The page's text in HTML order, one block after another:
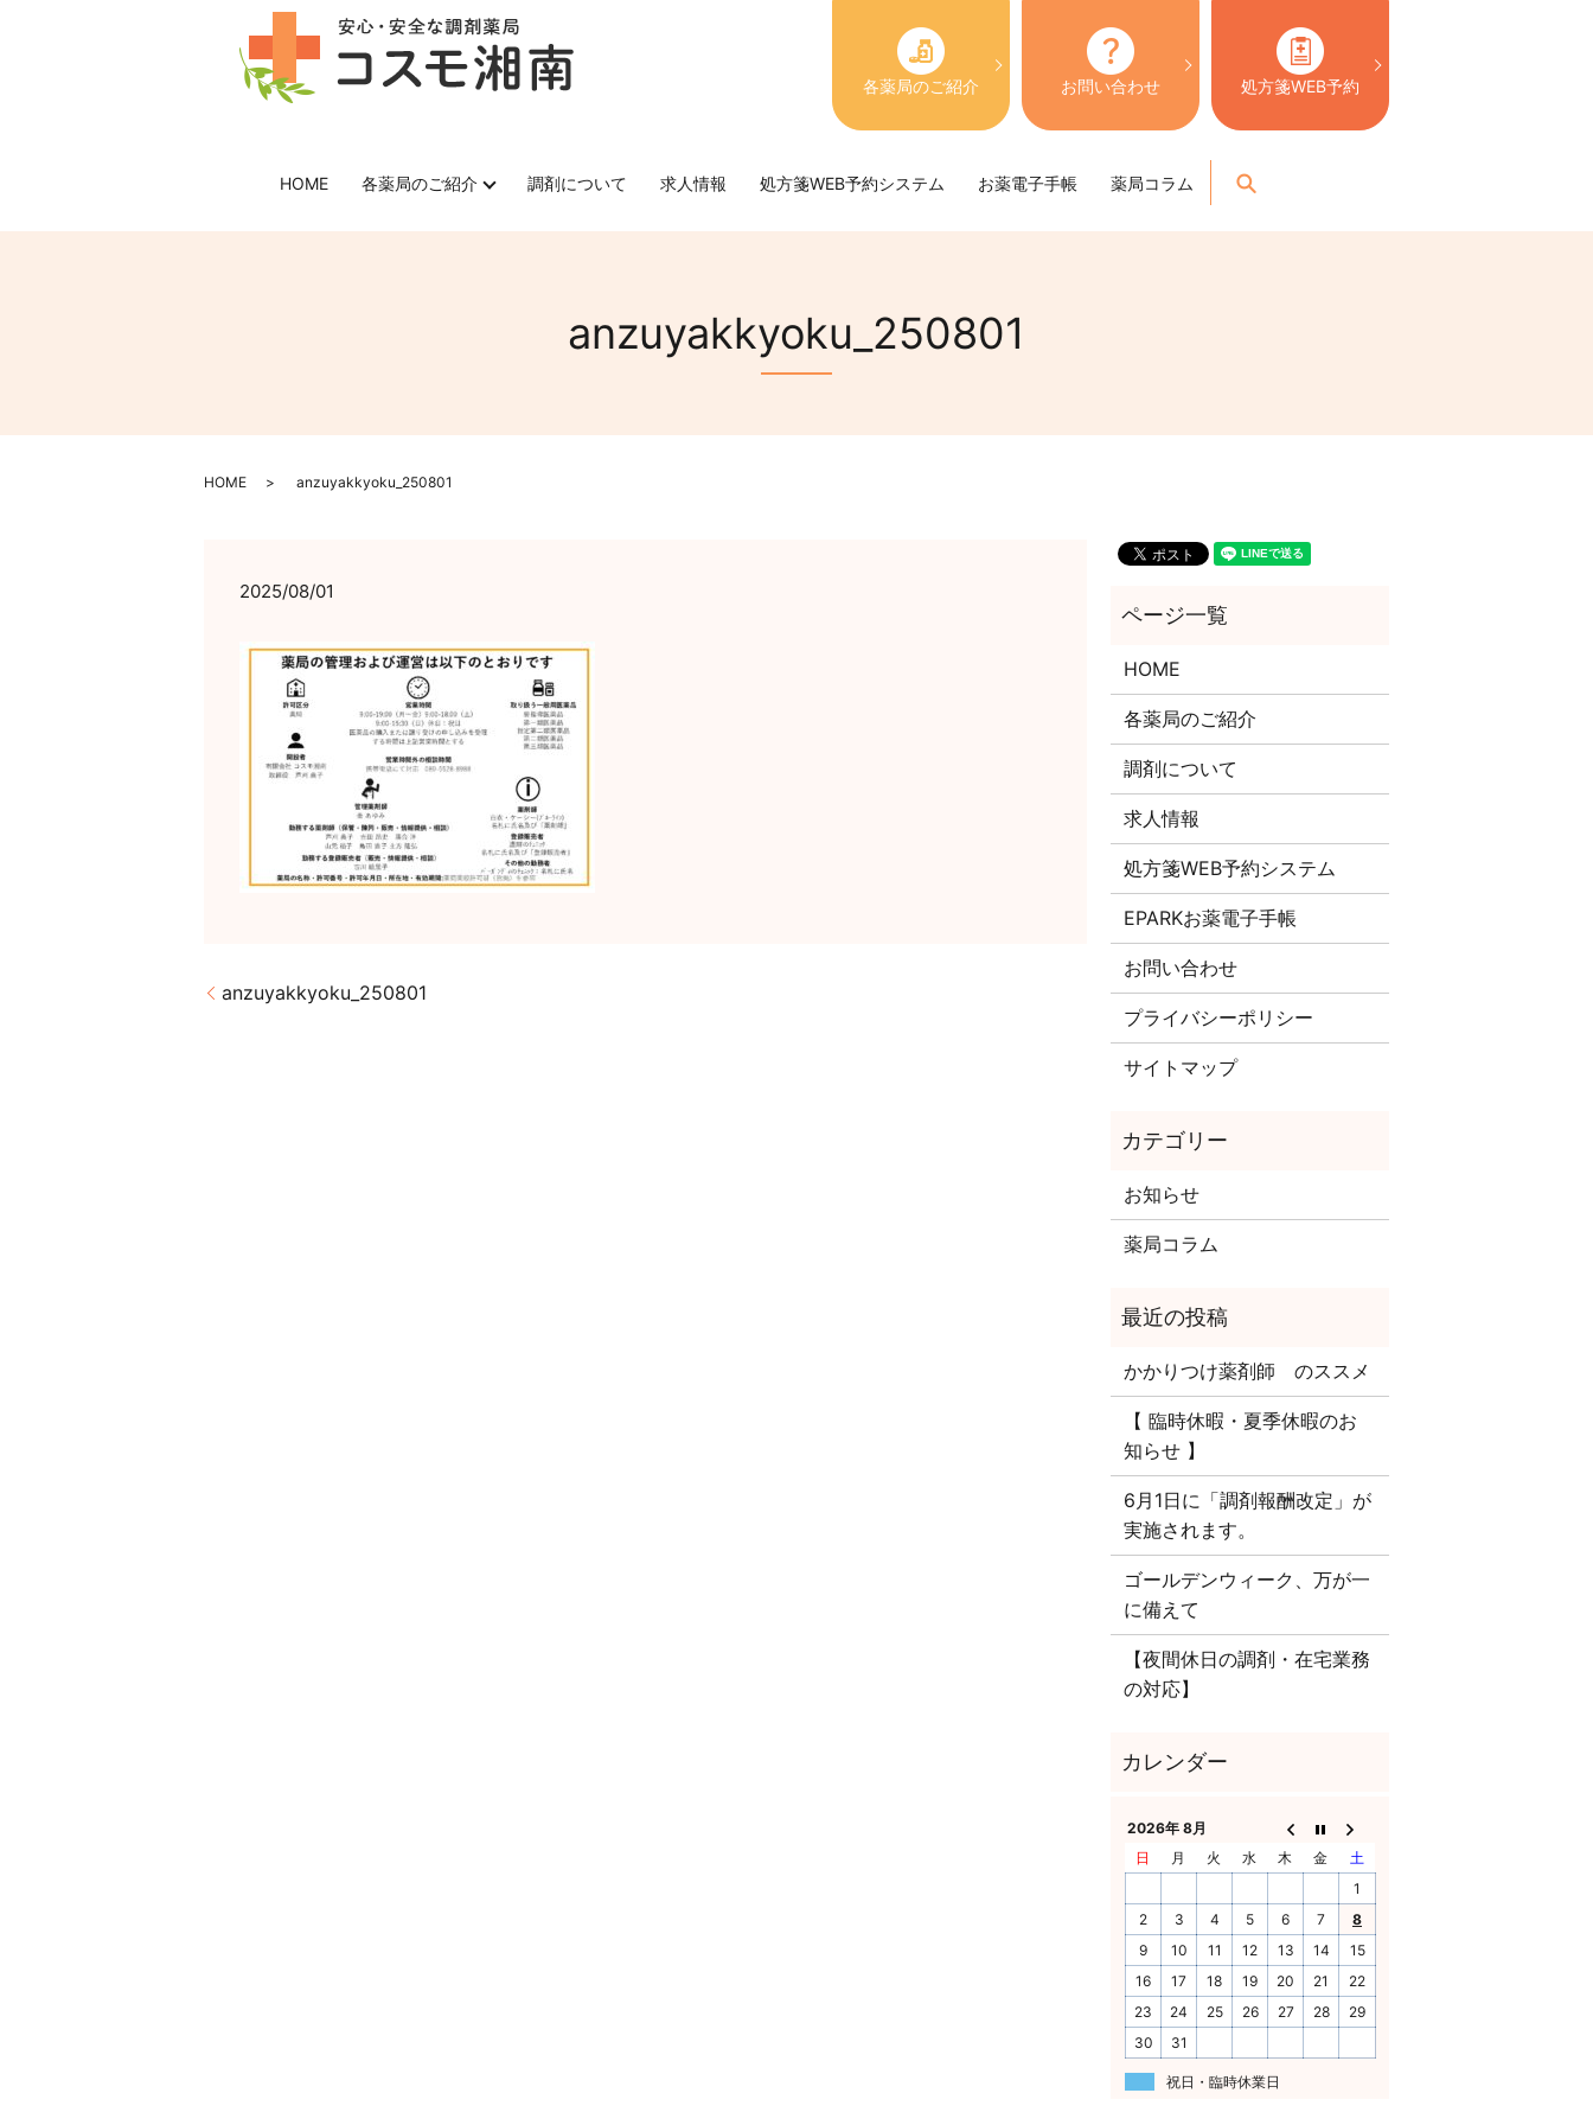
各薬局のご紹介 お問い合わせ 処方箋WEB予約
HOME 各薬局のご紹介 調剤について 求人情報 処方箋WEB予約システム お薬電子手帳 薬局コラム
anzuyakkyoku_250801
HOME anzuyakkyoku_250801
2025/08/01
anzuyakkyoku_250801
HOME
各薬局のご紹介
調剤について
求人情報
処方箋WEB予約システム
EPARKお薬電子手帳
お問い合わせ
プライバシーポリシー
サイトマップ
お知らせ
薬局コラム
かかりつけ薬剤師 のススメ
【 臨時休暇・夏季休暇のお
知らせ 】
6月1日に「調剤報酬改定」が
実施されます。
ゴールデンウィーク、万が一
に備えて
【夜間休日の調剤・在宅業務
の対応】
2026年 8月
日
月 火 水 木 金
土
1
2
3 4 5 6 7
8
9
10 11 12 13 14
15
16
17 18 19 20 21
22
23
24 25 26 27 28
29
30
31
祝日・臨時休業日